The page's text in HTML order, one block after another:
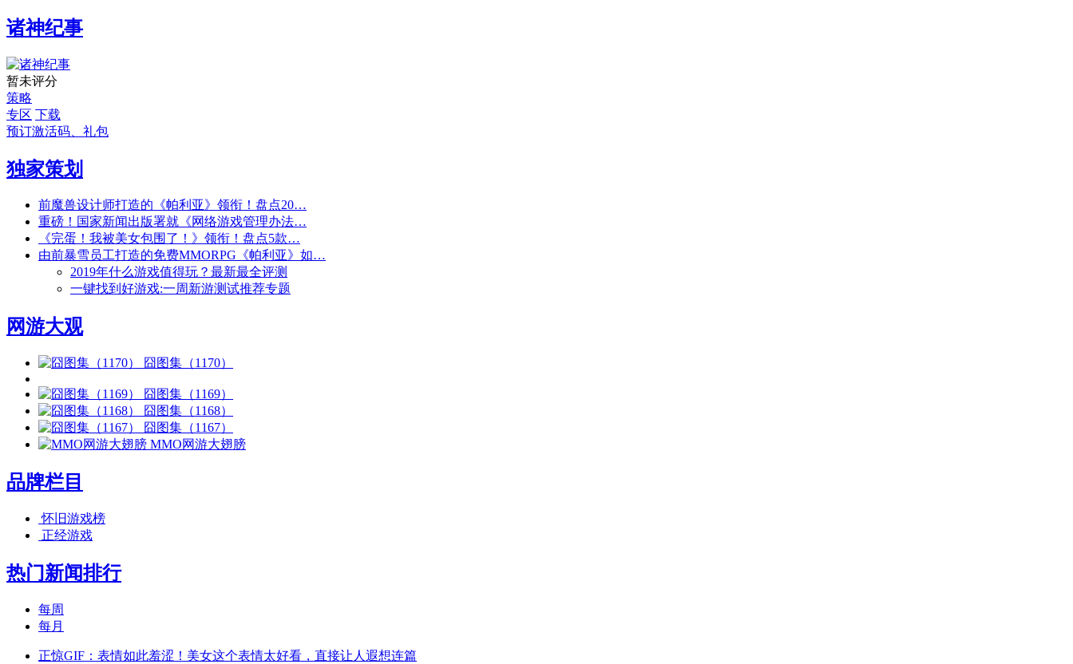
诸神纪事
暂未评分
策略
专区 下载
预订激活码、礼包
独家策划
前魔兽设计师打造的《帕利亚》领衔！盘点20…
重磅！国家新闻出版署就《网络游戏管理办法…
《完蛋！我被美女包围了！》领衔！盘点5款…
由前暴雪员工打造的免费MMORPG《帕利亚》如…
2019年什么游戏值得玩？最新最全评测
一键找到好游戏:一周新游测试推荐专题
网游大观
囧图集（1170）
囧图集（1169）
囧图集（1168）
囧图集（1167）
MMO网游大翅膀
品牌栏目
怀旧游戏榜
正经游戏
热门新闻排行
每周
每月
正惊GIF：表情如此羞涩！美女这个表情太好看，直接让人遐想连篇